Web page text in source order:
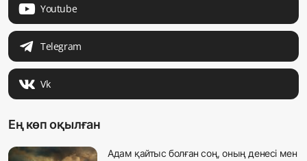
Youtube
Telegram
Vk
Ең көп оқылған
Адам қайтыс болған соң, оның денесі мен